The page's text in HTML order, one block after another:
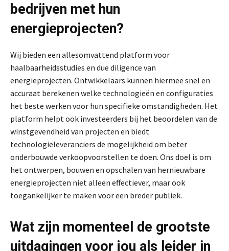
bedrijven met hun
energieprojecten?
Wij bieden een allesomvattend platform voor
haalbaarheidsstudies en due diligence van
energieprojecten. Ontwikkelaars kunnen hiermee snel en
accuraat berekenen welke technologieën en configuraties
het beste werken voor hun specifieke omstandigheden. Het
platform helpt ook investeerders bij het beoordelen van de
winstgevendheid van projecten en biedt
technologieleveranciers de mogelijkheid om beter
onderbouwde verkoopvoorstellen te doen. Ons doel is om
het ontwerpen, bouwen en opschalen van hernieuwbare
energieprojecten niet alleen effectiever, maar ook
toegankelijker te maken voor een breder publiek.
Wat zijn momenteel de grootste
uitdagingen voor jou als leider in